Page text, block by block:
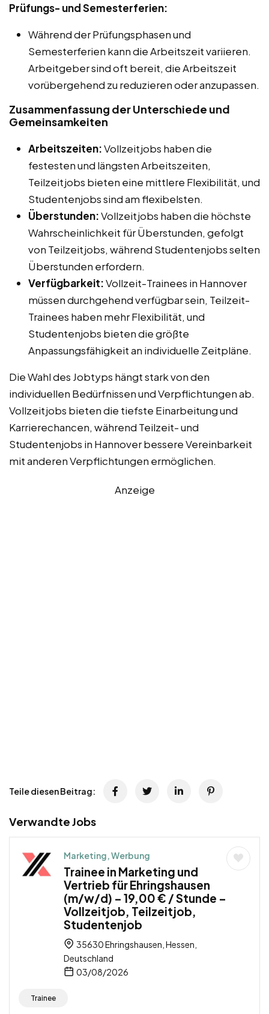
Prüfungs- und Semesterferien:
Während der Prüfungsphasen und
Semesterferien kann die Arbeitszeit variieren.
Arbeitgeber sind oft bereit, die Arbeitszeit
vorübergehend zu reduzieren oder anzupassen.
Zusammenfassung der Unterschiede und
Gemeinsamkeiten
Arbeitszeiten:Vollzeitjobs haben die
festesten und längsten Arbeitszeiten,
Teilzeitjobs bieten eine mittlere Flexibilität, und
Studentenjobs sind am flexibelsten.
Überstunden:Vollzeitjobs haben die höchste
Wahrscheinlichkeit für Überstunden, gefolgt
von Teilzeitjobs, während Studentenjobs selten
Überstunden erfordern.
Verfügbarkeit:Vollzeit-Trainees in Hannover
müssen durchgehend verfügbar sein, Teilzeit-
Trainees haben mehr Flexibilität, und
Studentenjobs bieten die größte
Anpassungsfähigkeit an individuelle Zeitpläne.
Die Wahl des Jobtyps hängt stark von den
individuellen Bedürfnissen und Verpflichtungen ab.
Vollzeitjobs bieten die tiefste Einarbeitung und
Karrierechancen, während Teilzeit- und
Studentenjobs in Hannover bessere Vereinbarkeit
mit anderen Verpflichtungen ermöglichen.
Anzeige
Teile diesen Beitrag:
Verwandte Jobs
Marketing, Werbung
Trainee in Marketing und
Vertrieb für Ehringshausen
(m/w/d) – 19,00 € / Stunde –
Vollzeitjob, Teilzeitjob,
Studentenjob
35630 Ehringshausen, Hessen,
Deutschland
03/08/2026
Trainee